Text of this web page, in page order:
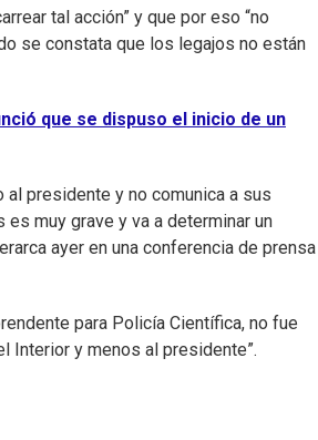
tal acción” y que por eso “no
se constata que los legajos no están
que se dispuso el inicio de un
presidente y no comunica a sus
muy grave y va a determinar un
ayer en una conferencia de prensa
para Policía Científica, no fue
Interior y menos al presidente”.